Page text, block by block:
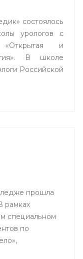
состоялось
урологов с
«Открытая и
В школе
Российской
прошла
рамках
специальном
по